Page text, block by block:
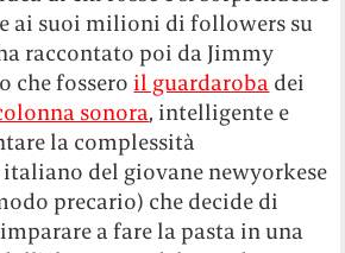
ai suoi milioni di followers su
raccontato poi da Jimmy
che fossero il guardaroba dei
sonora, intelligente e
la complessità
del giovane newyorkese
precario) che decide di
a fare la pasta in una